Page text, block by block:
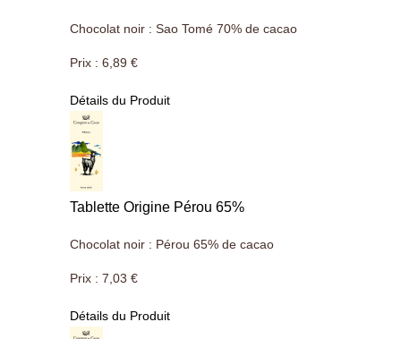
Chocolat noir : Sao Tomé 70% de cacao
Prix : 6,89 €
Détails du Produit
Tablette Origine Pérou 65%
Chocolat noir : Pérou 65% de cacao
Prix : 7,03 €
Détails du Produit